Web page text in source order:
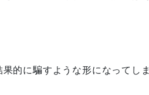
的に騙すような形になってしま